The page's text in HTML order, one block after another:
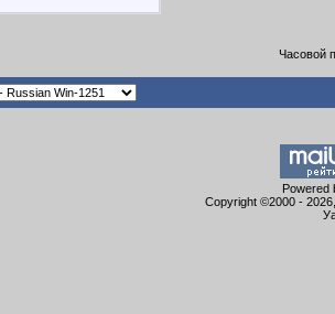
Часовой
Powered
Copyright ©2000 -